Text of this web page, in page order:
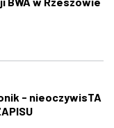
- nieoczywisTA